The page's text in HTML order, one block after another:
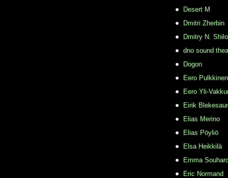
Desert M
Dmitri Zherbin
Dmitry N.
dno sound
Dogon
Eero Pulkkinen
Eero Yli-
Eirik
Elias Merino
Elias Pöyliö
Elsa Heikkilä
Emma
Eric Normand